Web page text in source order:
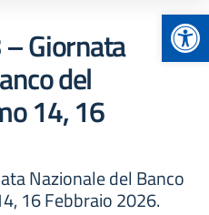
Giornata
del
14, 16
Nazionale del Banco
16 Febbraio 2026.